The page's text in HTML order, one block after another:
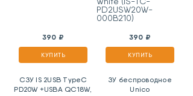
390 ₽
КУПИТЬ
390 ₽
КУПИТЬ
СЗУ IS 2USB TypeC
PD20W +USBA QC18W,
ЗУ беспроводное
Unico